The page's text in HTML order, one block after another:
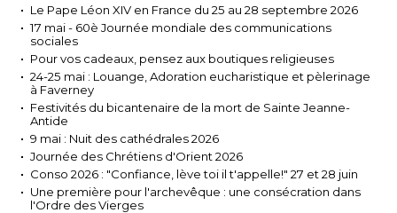
Le Pape Léon XIV en France du 25 au 28 septembre 2026
17 mai - 60è Journée mondiale des communications
sociales
Pour vos cadeaux, pensez aux boutiques religieuses
24-25 mai : Louange, Adoration eucharistique et pèlerinage
à Faverney
Festivités du bicantenaire de la mort de Sainte Jeanne-
Antide
9 mai : Nuit des cathédrales 2026
Journée des Chrétiens d'Orient 2026
Conso 2026 : "Confiance, lève toi il t'appelle!" 27 et 28 juin
Une première pour l'archevêque : une consécration dans
l'Ordre des Vierges